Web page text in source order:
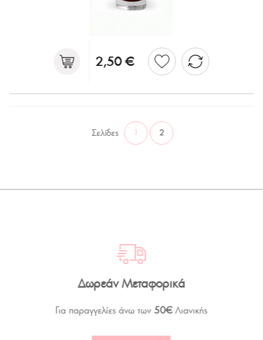
2,50 €
Σελίδες 1 2
Δωρεάν Μεταφορικά
Για παραγγελίες άνω των 50€Λιανικής